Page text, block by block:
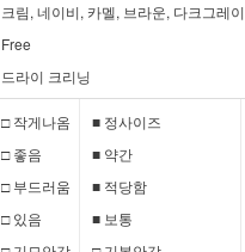
크림, 네이비, 카멜, 브라운, 다크그레
Free
드라이 크리닝
□ 작게나옴 ■ 정사이즈
□ 좋음 ■ 약간
□ 부드러움 ■ 적당함
□ 있음 ■ 보통